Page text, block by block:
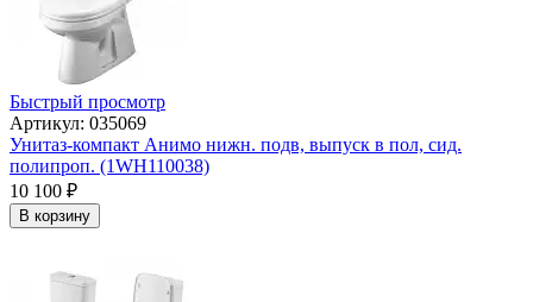
Быстрый просмотр
Артикул: 035069
Унитаз-компакт Анимо нижн. подв, выпуск в пол, сид.
полипроп. (1WH110038)
10 100 ₽
В корзину